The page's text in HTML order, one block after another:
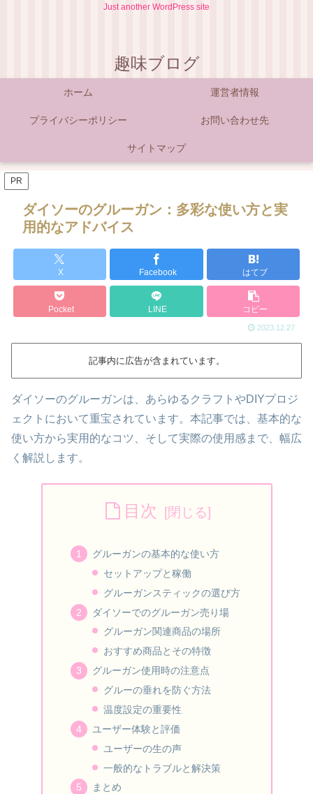
Just another WordPress site
趣味ブログ
ホーム 運営者情報
プライバシーポリシー お問い合わせ先
サイトマップ
PR
ダイソーのグルーガン：多彩な使い方と実
用的なアドバイス
X Facebook はてブ
Pocket LINE コピー
2023.12.27
記事内に広告が含まれています。
ダイソーのグルーガンは、あらゆるクラフトやDIYプロジ
ェクトにおいて重宝されています。本記事では、基本的な
使い方から実用的なコツ、そして実際の使用感まで、幅広
く解説します。
目次
グルーガンの基本的な使い方
セットアップと稼働
グルーガンスティックの選び方
ダイソーでのグルーガン売り場
グルーガン関連商品の場所
おすすめ商品とその特徴
グルーガン使用時の注意点
グルーの垂れを防ぐ方法
温度設定の重要性
ユーザー体験と評価
ユーザーの生の声
一般的なトラブルと解決策
まとめ